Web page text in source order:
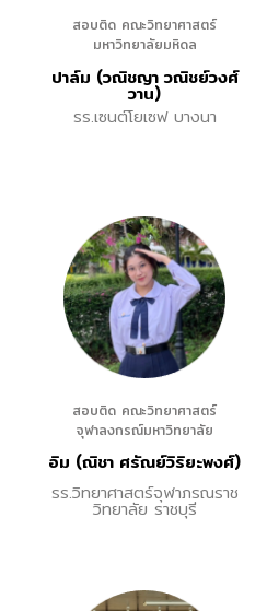
สอบติด คณะวิทยาศาสตร์
มหาวิทยาลัยมหิดล
ปาล์ม (วณิชญา วณิชย์วงศ์
วาน)
รร.เซนต์โยเซฟ บางนา
สอบติด คณะวิทยาศาสตร์
จุฬาลงกรณ์มหาวิทยาลัย
อิม (ณิชา ศรัณย์วิริยะพงศ์)
รร.วิทยาศาสตร์จุฬาภรณราช
วิทยาลัย ราชบุรี